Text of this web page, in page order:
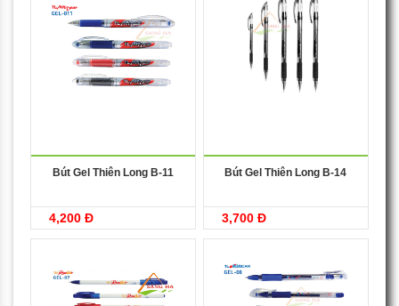
Bút Gel Thiên Long B-11
4,200 Đ
Bút Gel Thiên Long B-14
3,700 Đ